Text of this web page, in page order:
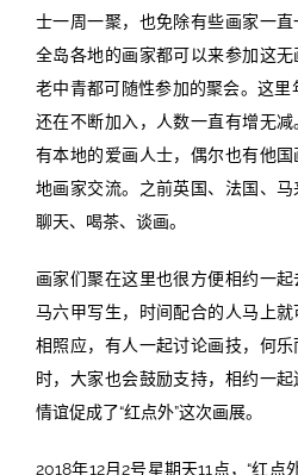
士一周一聚，也免除有些画家一直
全岛各地的画家都可以来参加这无
老中青都可随性参加的聚会。这
还在不断加入，人数一直有增无
有本地的爱画人士，偶尔也有他
地画家交流。之前英国、法国、
聊天、喝茶、谈画。
画家们聚在这里也很方便相约一
马六甲写生，时间配合的人马上
相照应，有人一起讨论画技，何
时，大家也会鼓励支持，相约一
情谊促成了“红点外”这次画展。
2018年12月2号星期天11点，“红点